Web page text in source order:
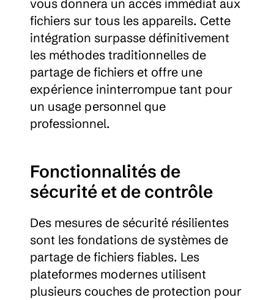
vous donnera un accès immédiat aux
fichiers sur tous les appareils. Cette
intégration surpasse définitivement
les méthodes traditionnelles de
partage de fichiers et offre une
expérience ininterrompue tant pour
un usage personnel que
professionnel.
Fonctionnalités de
sécurité et de contrôle
Des mesures de sécurité résilientes
sont les fondations de systèmes de
partage de fichiers fiables. Les
plateformes modernes utilisent
plusieurs couches de protection pour